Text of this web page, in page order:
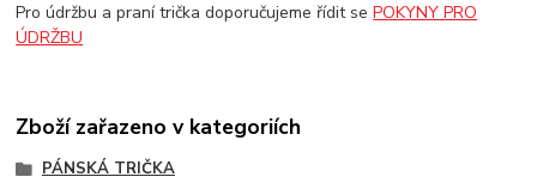
Pro údržbu a praní trička doporučujeme řídit sePOKYNY PRO
ÚDRŽBU
Zboží zařazeno v kategoriích
PÁNSKÁ TRIČKA